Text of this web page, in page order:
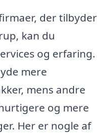
der tilbyder
kan du
og erfaring.
mere
mens andre
og mere
Her er nogle af